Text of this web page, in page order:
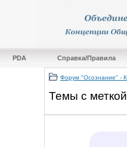
PDA Справка/Правила
Форум "Осознание" -
Темы с меткой